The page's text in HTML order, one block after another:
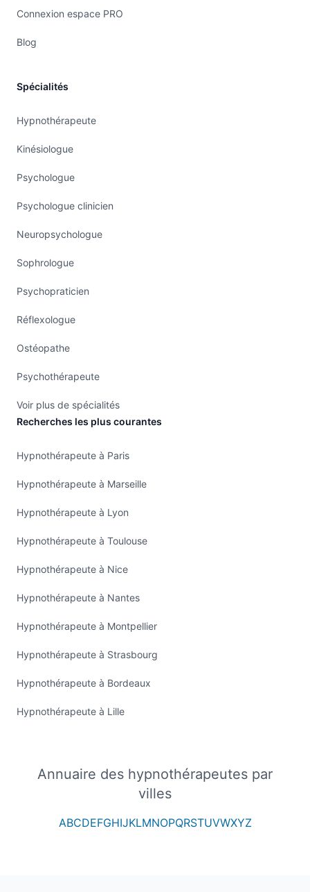
Connexion espace PRO
Blog
Spécialités
Hypnothérapeute
Kinésiologue
Psychologue
Psychologue clinicien
Neuropsychologue
Sophrologue
Psychopraticien
Réflexologue
Ostéopathe
Psychothérapeute
Voir plus de spécialités
Recherches les plus courantes
Hypnothérapeute à Paris
Hypnothérapeute à Marseille
Hypnothérapeute à Lyon
Hypnothérapeute à Toulouse
Hypnothérapeute à Nice
Hypnothérapeute à Nantes
Hypnothérapeute à Montpellier
Hypnothérapeute à Strasbourg
Hypnothérapeute à Bordeaux
Hypnothérapeute à Lille
Annuaire des hypnothérapeutes par
villes
ABCDEFGHIJKLMNOPQRSTUVWXYZ